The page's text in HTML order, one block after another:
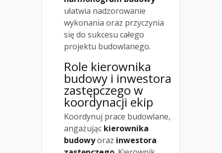
ułatwia nadzorowanie
wykonania oraz przyczynia
się do sukcesu całego
projektu budowlanego.
Role kierownika
budowy i inwestora
zastępczego w
koordynacji ekip
Koordynuj prace budowlane,
angażując kierownika
budowyoraz inwestora